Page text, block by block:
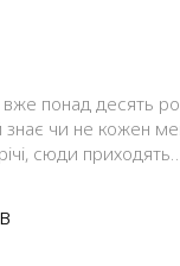
понад десять
знає чи не кожен
сюди приходять…